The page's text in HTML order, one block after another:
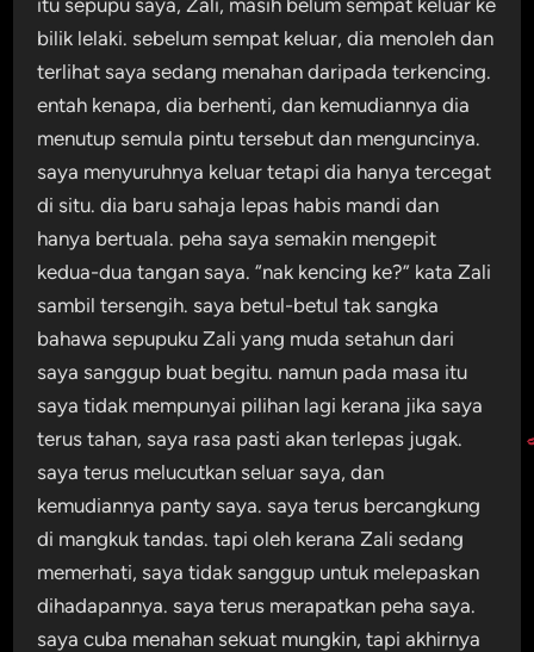
bilik lelaki. sebelum sempat keluar, dia menoleh dan
terlihat saya sedang menahan daripada terkencing.
entah kenapa, dia berhenti, dan kemudiannya dia
menutup semula pintu tersebut dan menguncinya.
saya menyuruhnya keluar tetapi dia hanya tercegat
di situ. dia baru sahaja lepas habis mandi dan
hanya bertuala. peha saya semakin mengepit
kedua-dua tangan saya. “nak kencing ke?” kata Zali
sambil tersengih. saya betul-betul tak sangka
bahawa sepupuku Zali yang muda setahun dari
saya sanggup buat begitu. namun pada masa itu
saya tidak mempunyai pilihan lagi kerana jika saya
terus tahan, saya rasa pasti akan terlepas jugak.
saya terus melucutkan seluar saya, dan
kemudiannya panty saya. saya terus bercangkung
di mangkuk tandas. tapi oleh kerana Zali sedang
memerhati, saya tidak sanggup untuk melepaskan
dihadapannya. saya terus merapatkan peha saya.
saya cuba menahan sekuat mungkin, tapi akhirnya